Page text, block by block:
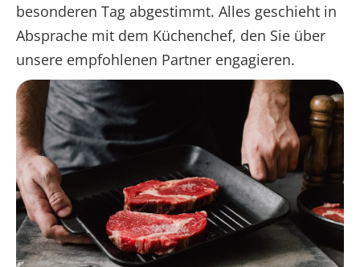
besonderen Tag abgestimmt. Alles geschieht in
Absprache mit dem Küchenchef, den Sie über
unsere empfohlenen Partner engagieren.